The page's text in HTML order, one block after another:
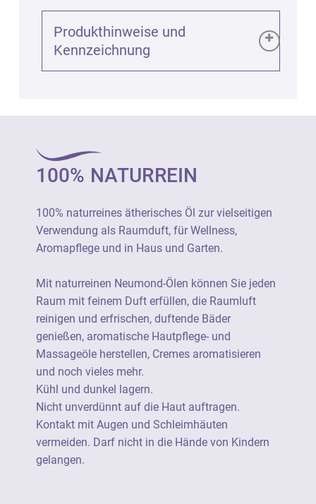
Produkthinweise und
Kennzeichnung
Art. 81473
vielseitigen Verwendung als Raumduft, für
Wellness, Aromapflege und in Haus und
Garten.
Nicht unverdünnt auf die Haut auftragen.
Kontakt mit Augen und Schleimhäuten
vermeiden. Darf nicht in die Hände von
Kindern gelangen.
Ätherische Öle von Neumond sind 100%
naturrein (=unverfälscht) und stammen aus
einer botanisch definierten Stammpflanze.
Sie verfügen durchgängig über eine
besonders hohe Produktqualität und sind
soweit wie möglich aus kontrolliert
100% NATURREIN
100% naturreines ätherisches Öl zur vielseitigen
Verwendung als Raumduft, für Wellness,
Aromapflege und in Haus und Garten.
Mit naturreinen Neumond-Ölen können Sie jeden
Raum mit feinem Duft erfüllen, die Raumluft
reinigen und erfrischen, duftende Bäder
genießen, aromatische Hautpflege- und
Massageöle herstellen, Cremes aromatisieren
und noch vieles mehr.
Kühl und dunkel lagern.
Nicht unverdünnt auf die Haut auftragen.
Kontakt mit Augen und Schleimhäuten
vermeiden. Darf nicht in die Hände von Kindern
gelangen.